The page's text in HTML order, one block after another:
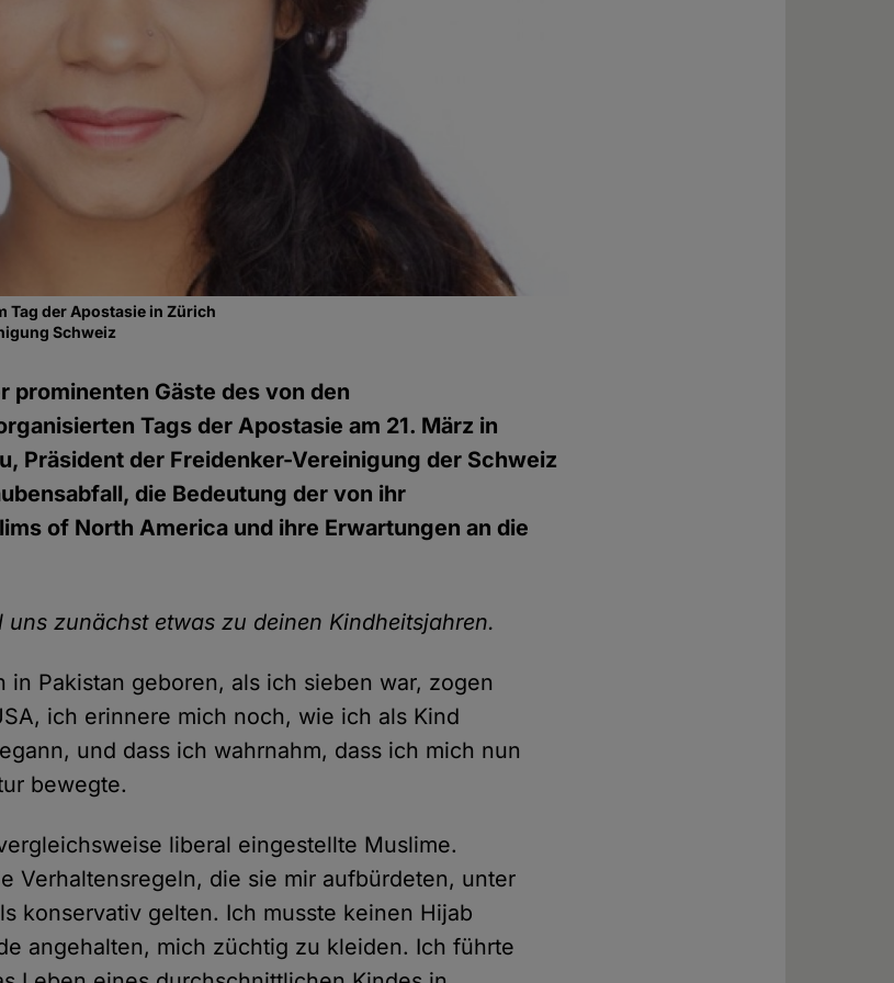
Tag der Apostasie in Zürich
Schweiz
prominenten Gäste des von den
Tags der Apostasie am 21. März in
Präsident der Freidenker-Vereinigung der Schweiz
die Bedeutung der von ihr
of North America und ihre Erwartungen an die
uns zunächst etwas zu deinen Kindheitsjahren.
in Pakistan geboren, als ich sieben war, zogen
ich erinnere mich noch, wie ich als Kind
und dass ich wahrnahm, dass ich mich nun
bewegte.
liberal eingestellte Muslime.
Verhaltensregeln, die sie mir aufbürdeten, unter
konservativ gelten. Ich musste keinen Hijab
angehalten, mich züchtig zu kleiden. Ich führte